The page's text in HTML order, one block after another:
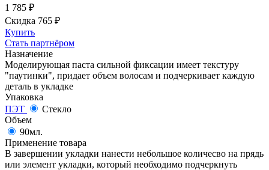
1 785 ₽
Скидка 765 ₽
Купить
Стать партнёром
Назначение
Моделирующая паста сильной фиксации имеет текстуру
"паутинки", придает объем волосам и подчеркивает каждую
деталь в укладке
Упаковка
ПЭТ
Стекло
Объем
90мл.
Применение товара
В завершении укладки нанести небольшое количесво на прядь
или элемент укладки, который необходимо подчеркнуть